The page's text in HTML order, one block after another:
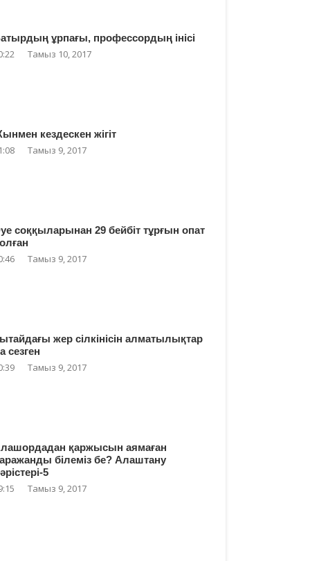
ұрпағы, профессордың інісі
Тамыз 10, 2017
кездескен жігіт
Тамыз 9, 2017
соққыларынан 29 бейбіт тұрғын опат
Тамыз 9, 2017
жер сілкінісін алматылықтар
сезген
Тамыз 9, 2017
қаржысын аямаған
білеміз бе? Алаштану
5
Тамыз 9, 2017